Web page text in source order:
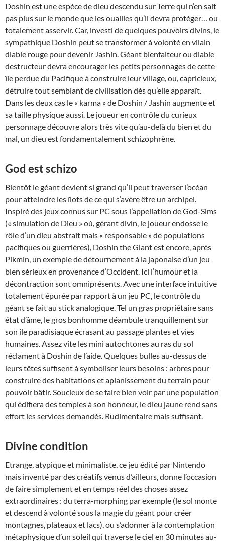
Doshin est une espèce de dieu descendu sur Terre qui n’en sait
pas plus sur le monde que les ouailles qu’il devra protéger… ou
totalement asservir. Car, investi de quelques pouvoirs divins, le
sympathique Doshin peut se transformer à volonté en vilain
diable rouge pour devenir Jashin. Géant bienfaiteur ou diable
destructeur devra encourager les petits personnages de cette
île perdue du Pacifique à construire leur village, ou, capricieux,
détruire tout semblant de civilisation dès qu’elle apparaît.
Dans les deux cas le « karma » de Doshin / Jashin augmente et
sa taille physique aussi. Le joueur en contrôle du curieux
personnage découvre alors très vite qu’au-delà du bien et du
mal, un dieu est fondamentalement schizophrène.
God est schizo
Bientôt le géant devient si grand qu’il peut traverser l’océan
pour atteindre les îlots de ce qui s’avère être un archipel.
Inspiré des jeux connus sur PC sous l’appellation de God-Sims
(« simulation de Dieu » où, gérant divin, le joueur endosse le
rôle d’un dieu abstrait mais « responsable » de populations
pacifiques ou guerrières), Doshin the Giant est encore, après
Pikmin, un exemple de détournement à la japonaise d’un jeu
bien sérieux en provenance d’Occident. Ici l’humour et la
décontraction sont omniprésents. Avec une interface intuitive
totalement épurée par rapport à un jeu PC, le contrôle du
géant se fait au stick analogique. Tel un gras propriétaire sans
état d’âme, le gros bonhomme déambule tranquillement sur
son île paradisiaque écrasant au passage plantes et vies
humaines. Assez vite les mini autochtones au ras du sol
réclament à Doshin de l’aide. Quelques bulles au-dessus de
leurs têtes suffisent à symboliser leurs besoins : arbres pour
construire des habitations et aplanissement du terrain pour
pouvoir bâtir. Soucieux de se faire bien voir par une population
qui édifiera des temples à son honneur, le dieu jaune rend sans
effort les services demandés. Rudimentaire mais suffisant.
Divine condition
Etrange, atypique et minimaliste, ce jeu édité par Nintendo
mais inventé par des créatifs venus d’ailleurs, donne l’occasion
de faire simplement et en temps réel des choses assez
extraordinaires : du terra-morphing par exemple (le sol monte
et descend à volonté sous la magie du géant pour créer
montagnes, plateaux et lacs), ou s’adonner à la contemplation
métaphysique d’un soleil qui traverse le ciel en 30 minutes au-